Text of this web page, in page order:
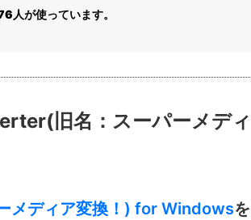
人が使っています。
旧名：スーパーメデ
メディア変換！) for Windows